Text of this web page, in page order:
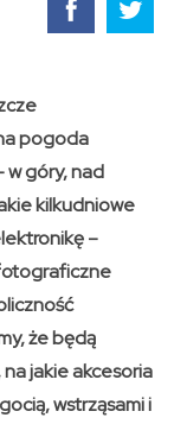
pogoda
w góry, nad
kilkudniowe
–
że będą
jakie akcesoria
wstrząsami i